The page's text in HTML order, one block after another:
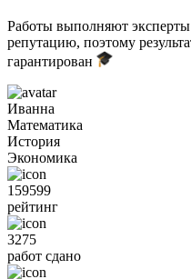
Работы выполняют
репутацию, поэтому
гарантирован
Иванна
Математика
История
Экономика
159599
рейтинг
3275
работ сдано